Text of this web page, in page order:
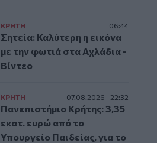
ΚΡΗΤΗ 06:44
Σητεία: Καλύτερη η εικόνα
με την φωτιά στα Αχλάδια -
Βίντεο
ΚΡΗΤΗ 07.08.2026 - 22:32
Πανεπιστήμιο Κρήτης: 3,35
εκατ. ευρώ από το
Υπουργείο Παιδείας, για το